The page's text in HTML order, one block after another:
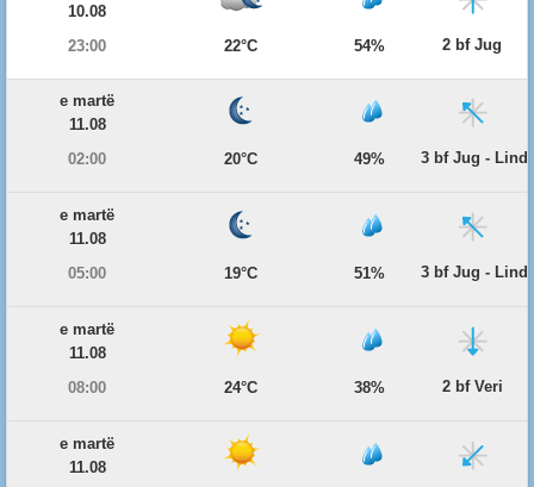
10.08
23:00
22°C 54% 2 bf Jug
e martë
11.08
02:00
20°C 49% 3 bf Jug -
e martë
11.08
05:00
19°C 51% 3 bf Jug -
e martë
11.08
08:00
24°C 38% 2 bf Veri
e martë
11.08